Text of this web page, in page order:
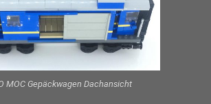
MOC Gepäckwagen Dachansicht